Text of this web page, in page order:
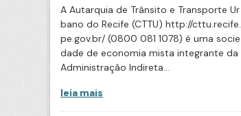
A Autarquia de Trânsito e Transporte Ur
bano do Recife (CTTU) http://cttu.recife.
pe.gov.br/ (0800 081 1078) é uma socie
dade de economia mista integrante da
Administração Indireta...
leia mais